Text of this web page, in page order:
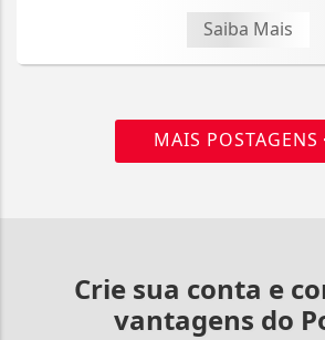
Saiba Mais
MAIS POSTAGENS
Crie sua conta e
vantagens do